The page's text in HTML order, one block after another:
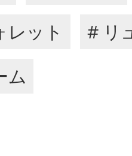
ット
# リ
ム